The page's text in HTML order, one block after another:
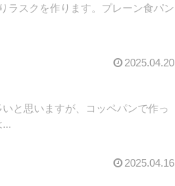
ラスクを作ります。プレーン食パン
2025.04.20
と思いますが、コッペパンで作っ
2025.04.16